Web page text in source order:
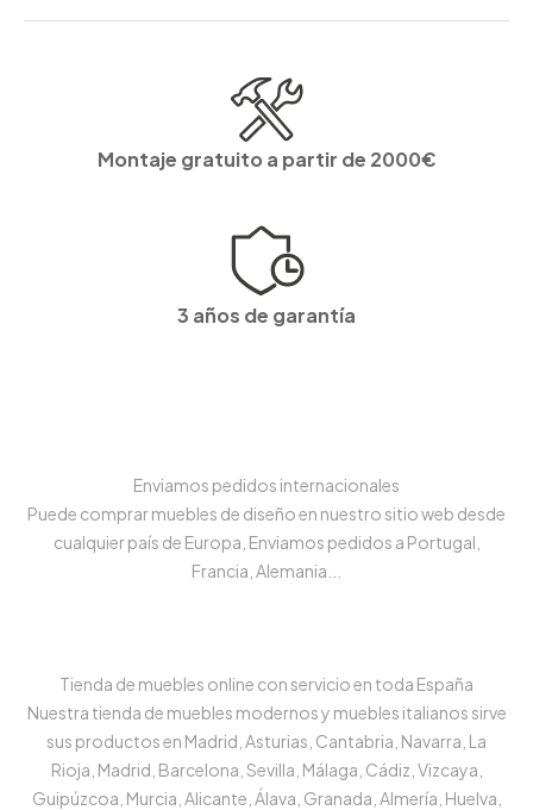
Montaje gratuito a partir de 2000€
3 años de garantía
Enviamos pedidos internacionales
Puede comprar muebles de diseño en nuestro sitio web desde
cualquier país de Europa, Enviamos pedidos a Portugal,
Francia, Alemania...
Tienda de muebles online con servicio en toda España
Nuestra tienda de muebles modernos y muebles italianos sirve
sus productos en Madrid, Asturias, Cantabria, Navarra, La
Rioja, Madrid, Barcelona, Sevilla, Málaga, Cádiz, Vizcaya,
Guipúzcoa, Murcia, Alicante, Álava, Granada, Almería, Huelva,